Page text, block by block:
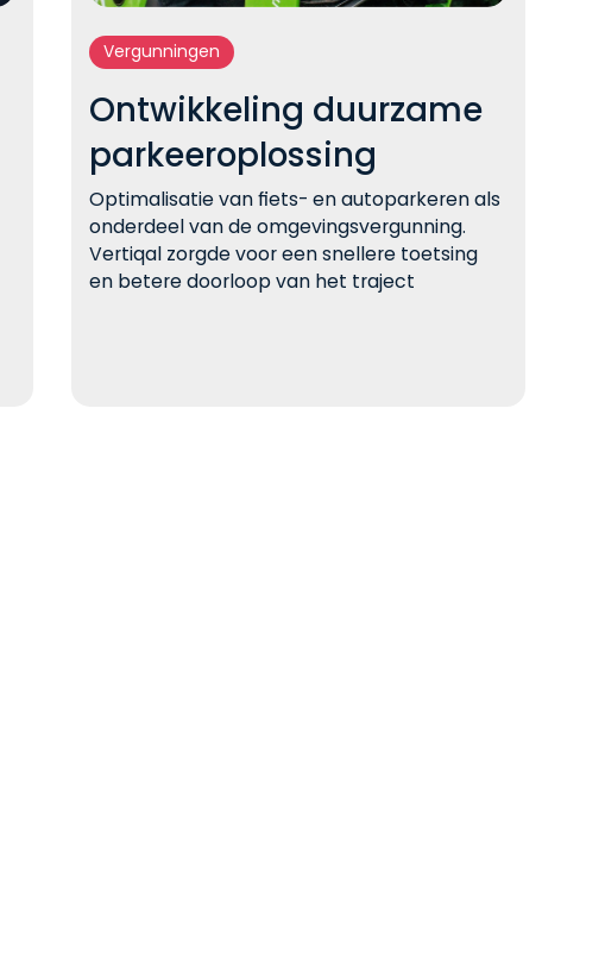
Vergunningen
Ontwikkeling duurzame
parkeeroplossing
Optimalisatie van fiets- en autoparkeren als
onderdeel van de omgevingsvergunning.
Vertiqal zorgde voor een snellere toetsing
en betere doorloop van het traject